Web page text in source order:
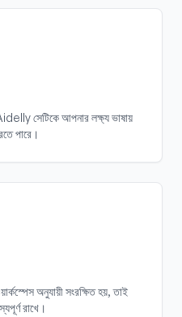
সেটিকে আপনার লক্ষ্য ভাষায়
পারে।
অনুযায়ী সংরক্ষিত হয়, তাই
রাখে।